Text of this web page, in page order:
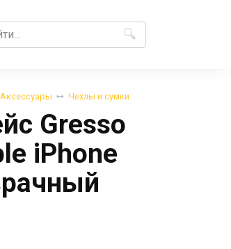
Аксессуары Чехлы и сумки
Gresso
iPhone